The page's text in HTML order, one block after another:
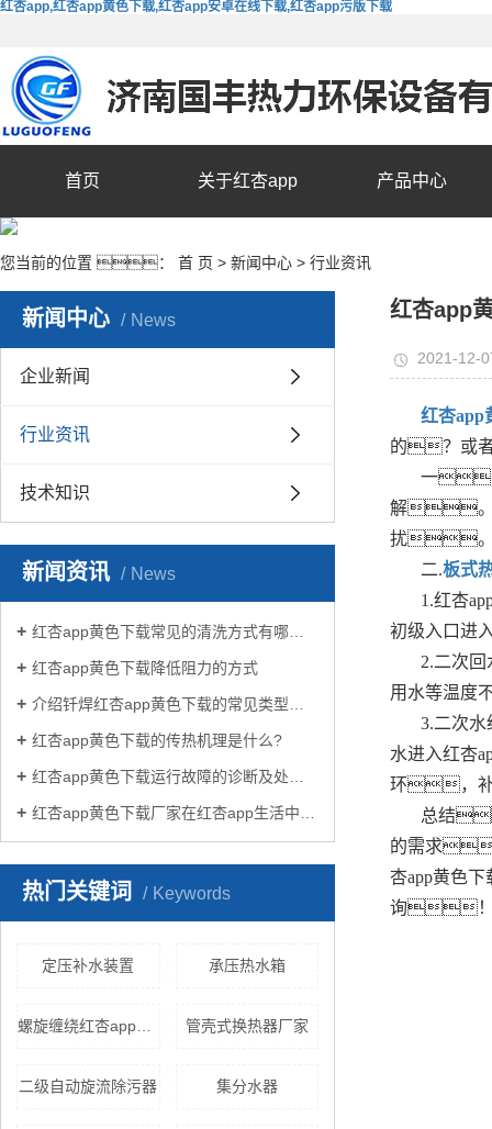
红杏app,红杏app黄色下载,红杏app安卓在线下载,红杏app污版下载
首页 关于红杏app 产品中心
您当前的位置 ： 首 页 > 新闻中心 > 行业资讯
新闻中心 News
企业新闻
行业资讯
技术知识
新闻资讯 News
红杏app黄色下载常见的清洗方式有哪些？
红杏app黄色下载降低阻力的方式
介绍钎焊红杏app黄色下载的常见类型有哪些
红杏app黄色下载的传热机理是什么?
红杏app黄色下载运行故障的诊断及处理方法
红杏app黄色下载厂家在红杏app生活中有哪些作用？
热门关键词 Keywords
定压补水装置 承压热水箱
管壳式换热器厂家
二级自动旋流除污器 集分水器
红杏app
2021-12-
红杏app
的？或
一
解。
扰。
二.板式
1.红杏
初级入口进
2.二次
用水等温
3.二次
水进入红
环，补
总结
的需求
杏app黄色
询